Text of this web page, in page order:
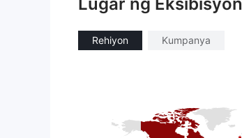
Rehiyon Kumpanya